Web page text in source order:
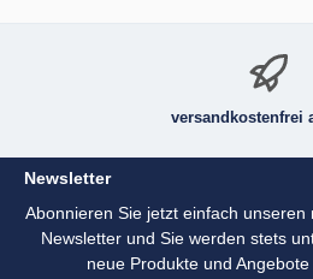
versandkostenfrei
Newsletter
Abonnieren Sie jetzt einfach
Newsletter und Sie werden stets
neue Produkte und